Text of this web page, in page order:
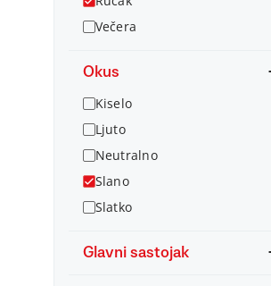
Večera
Okus
Kiselo
Ljuto
Neutralno
Slano
Slatko
Glavni sastojak